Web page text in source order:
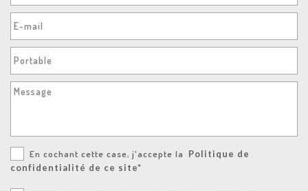
E-mail
Portable
Message
En cochant cette case, j'accepte la
Politique de
confidentialité de ce site*